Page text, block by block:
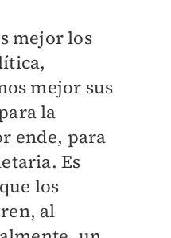
mejor los
mejor sus
la
ende, para
Es
los
al